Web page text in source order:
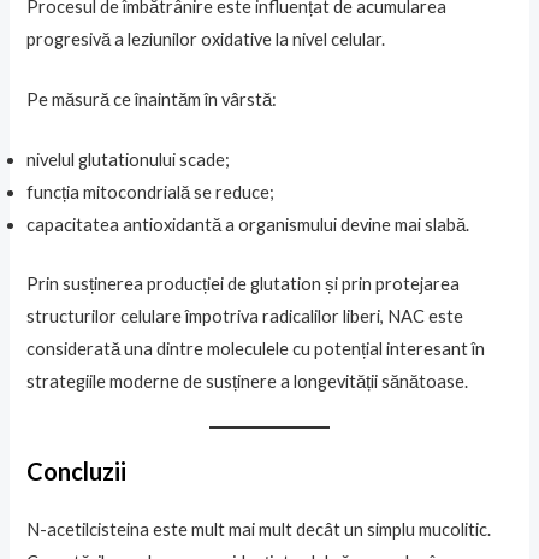
Procesul de îmbătrânire este influențat de acumularea
progresivă a leziunilor oxidative la nivel celular.
Pe măsură ce înaintăm în vârstă:
nivelul glutationului scade;
funcția mitocondrială se reduce;
capacitatea antioxidantă a organismului devine mai slabă.
Prin susținerea producției de glutation și prin protejarea
structurilor celulare împotriva radicalilor liberi, NAC este
considerată una dintre moleculele cu potențial interesant în
strategiile moderne de susținere a longevității sănătoase.
Concluzii
N-acetilcisteina este mult mai mult decât un simplu mucolitic.